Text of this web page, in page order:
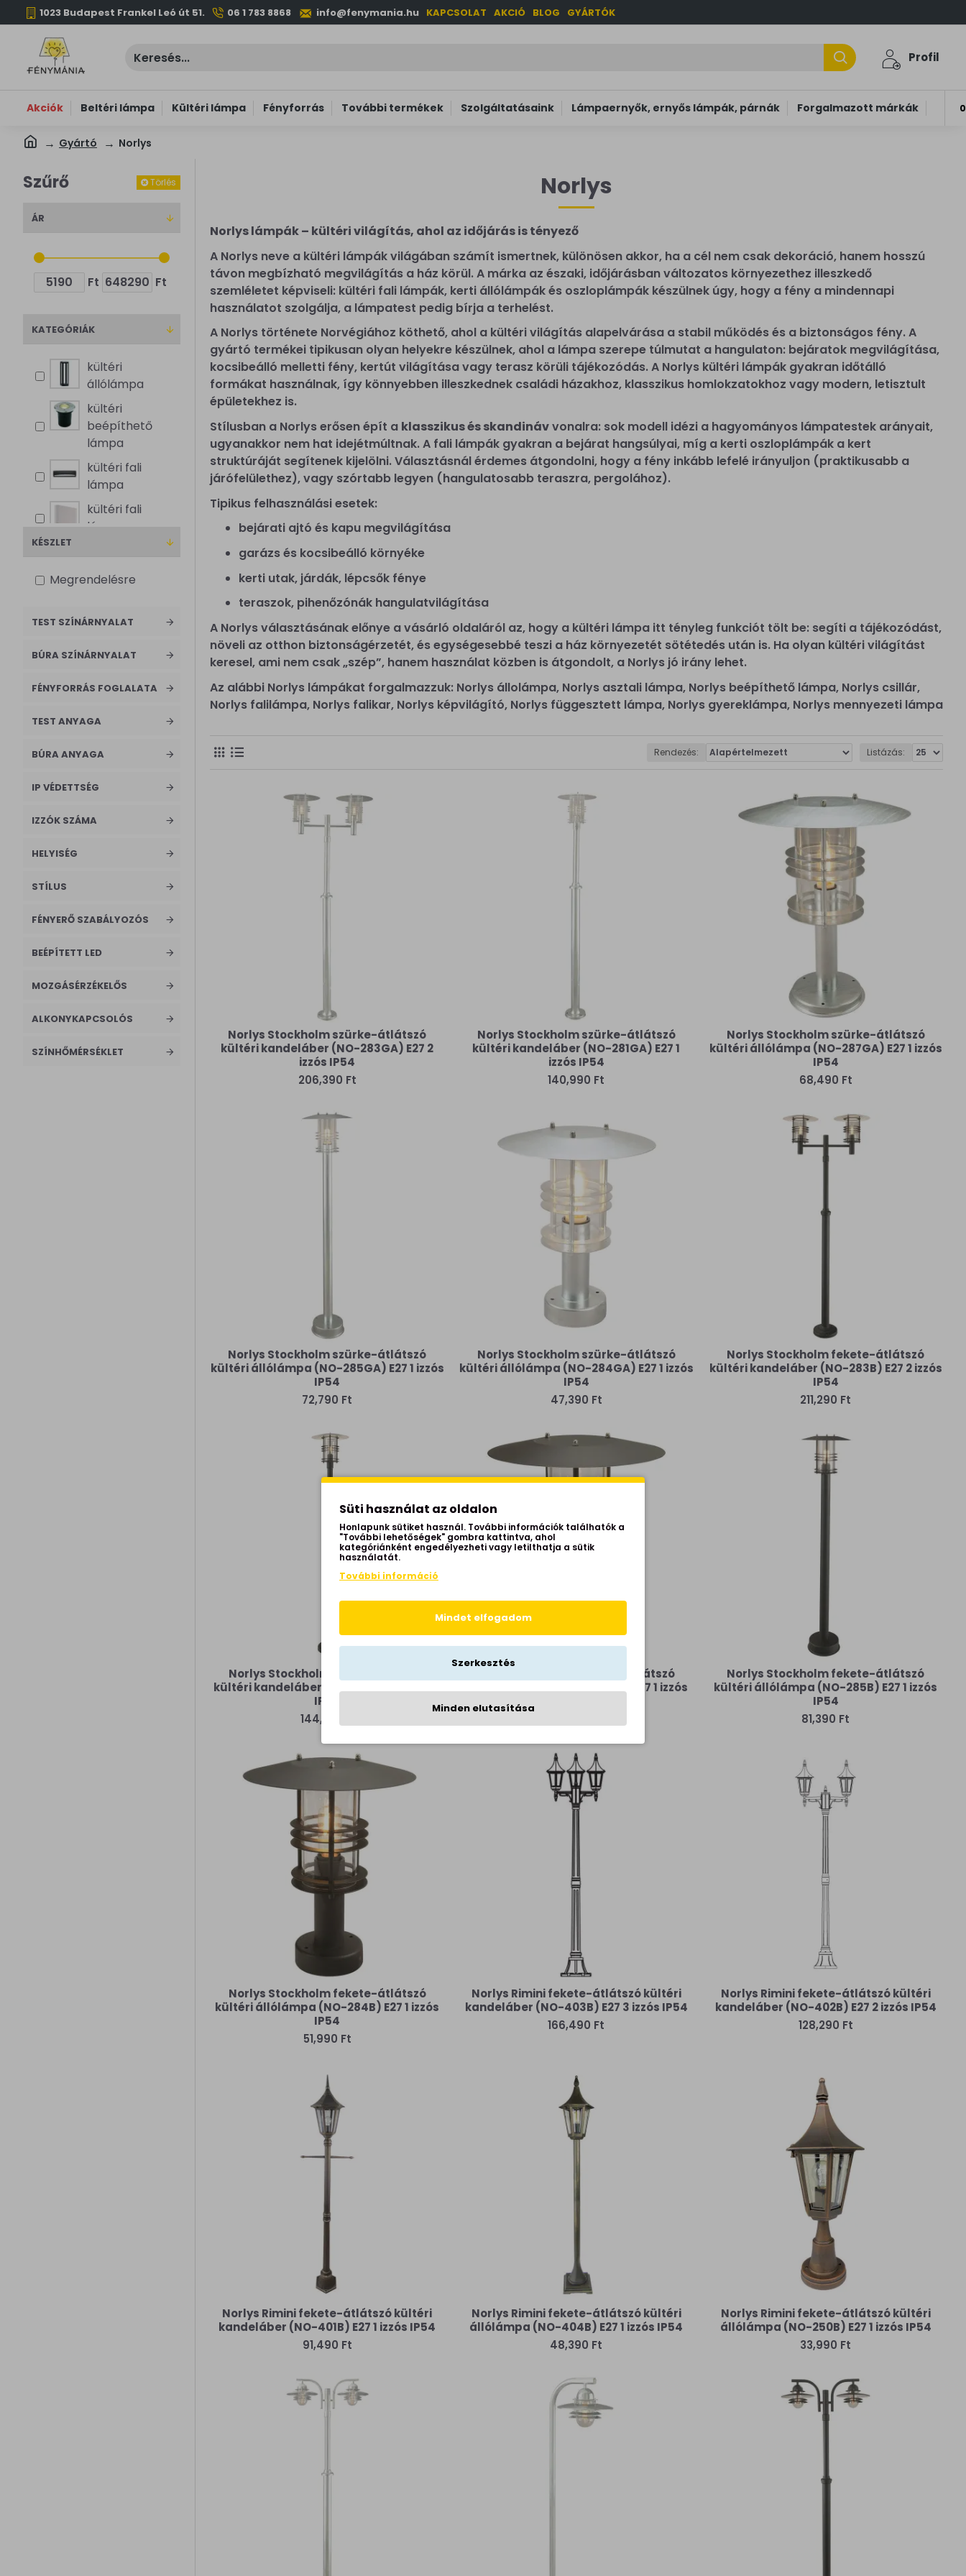
1023 Budapest Frankel Leó út 51. 06 1 783 8868 info@fenymania.hu KAPCSOLAT AKCIÓ BLOG GYÁRTÓK
Profil
Akciók Beltéri lámpa Kültéri lámpa Fényforrás További termékek Szolgáltatásaink Lámpaernyők, ernyős lámpák, párnák Forgalmazott márkák
Gyártó Norlys
Szűrő Törlés
ÁR
Ft Ft
KATEGÓRIÁK
kültéri
állólámpa
kültéri
beépíthető
lámpa
kültéri fali
lámpa
kültéri fali
lámpa
kültéri
lámpa
kültéri
lámpa
mennyezeti
mennyezeti
IZZÓK SZÁMA
SZÍNHŐMÉRSÉKLET
TEST ANYAGA
BÚRA ANYAGA
TEST SZÍNÁRNYALAT
BÚRA SZÍNÁRNYALAT
FÉNYFORRÁS FOGLALATA
BEÉPÍTETT LED
FÉNYERŐ SZABÁLYOZÓS
MOZGÁSÉRZÉKELŐS
ALKONYKAPCSOLÓS
STÍLUS
IP VÉDETTSÉG
HELYISÉG
KÉSZLET
Megrendelésre
Norlys
Norlys lámpák – kültéri világítás, ahol az időjárás is tényező
A Norlys neve a kültéri lámpák világában számít ismertnek, különösen akkor, ha a cél nem csak dekoráció, hanem hosszú
távon megbízható megvilágítás a ház körül. A márka az északi, időjárásban változatos környezethez illeszkedő
szemléletet képviseli: kültéri fali lámpák, kerti állólámpák és oszloplámpák készülnek úgy, hogy a fény a mindennapi
használatot szolgálja, a lámpatest pedig bírja a terhelést.
A Norlys története Norvégiához köthető, ahol a kültéri világítás alapelvárása a stabil működés és a biztonságos fény. A
gyártó termékei tipikusan olyan helyekre készülnek, ahol a lámpa szerepe túlmutat a hangulaton: bejáratok megvilágítása,
kocsibeálló melletti fény, kertút világítása vagy terasz körüli tájékozódás. A Norlys kültéri lámpák gyakran időtálló
formákat használnak, így könnyebben illeszkednek családi házakhoz, klasszikus homlokzatokhoz vagy modern, letisztult
épületekhez is.
Stílusban a Norlys erősen épít a klasszikus és skandinávvonalra: sok modell idézi a hagyományos lámpatestek arányait,
ugyanakkor nem hat idejétmúltnak. A fali lámpák gyakran a bejárat hangsúlyai, míg a kerti oszloplámpák a kert
struktúráját segítenek kijelölni. Választásnál érdemes átgondolni, hogy a fény inkább lefelé irányuljon (praktikusabb a
járófelülethez), vagy szórtabb legyen (hangulatosabb teraszra, pergolához).
Tipikus felhasználási esetek:
bejárati ajtó és kapu megvilágítása
garázs és kocsibeálló környéke
kerti utak, járdák, lépcsők fénye
teraszok, pihenőzónák hangulatvilágítása
A Norlys választásának előnye a vásárló oldaláról az, hogy a kültéri lámpa itt tényleg funkciót tölt be: segíti a tájékozódást,
növeli az otthon biztonságérzetét, és egységesebbé teszi a ház környezetét sötétedés után is. Ha olyan kültéri világítást
keresel, ami nem csak „szép”, hanem használat közben is átgondolt, a Norlys jó irány lehet.
Az alábbi Norlys lámpákat forgalmazzuk: Norlys állolámpa, Norlys asztali lámpa, Norlys beépíthető lámpa, Norlys csillár,
Norlys falilámpa, Norlys falikar, Norlys képvilágító, Norlys függesztett lámpa, Norlys gyereklámpa, Norlys mennyezeti lámpa
Rendezés: Listázás:
Norlys Stockholm szürke-átlátszó
kültéri kandeláber (NO-283GA) E27 2
izzós IP54
206,390 Ft
Norlys Stockholm szürke-átlátszó
kültéri kandeláber (NO-281GA) E27 1
izzós IP54
140,990 Ft
Norlys Stockholm szürke-átlátszó
kültéri állólámpa (NO-287GA) E27 1 izzós
IP54
68,490 Ft
Norlys Stockholm szürke-átlátszó
kültéri állólámpa (NO-285GA) E27 1 izzós
IP54
72,790 Ft
Norlys Stockholm szürke-átlátszó
kültéri állólámpa (NO-284GA) E27 1 izzós
IP54
47,390 Ft
Norlys Stockholm fekete-átlátszó
kültéri kandeláber (NO-283B) E27 2 izzós
IP54
211,290 Ft
Norlys Stockholm fekete-átlátszó
kültéri kandeláber (NO-281B) E27 1 izzós
IP54
144,190 Ft
Norlys Stockholm fekete-átlátszó
kültéri állólámpa (NO-287B) E27 1 izzós
Norlys Stockholm fekete-átlátszó
kültéri állólámpa (NO-285B) E27 1 izzós
IP54
81,390 Ft
Norlys Stockholm fekete-átlátszó
kültéri állólámpa (NO-284B) E27 1 izzós
IP54
51,990 Ft
Norlys Rimini fekete-átlátszó kültéri
kandeláber (NO-403B) E27 3 izzós IP54
166,490 Ft
Norlys Rimini fekete-átlátszó kültéri
kandeláber (NO-402B) E27 2 izzós IP54
128,290 Ft
Norlys Rimini fekete-átlátszó kültéri
kandeláber (NO-401B) E27 1 izzós IP54
91,490 Ft
Norlys Rimini fekete-átlátszó kültéri
állólámpa (NO-404B) E27 1 izzós IP54
48,390 Ft
Norlys Rimini fekete-átlátszó kültéri
állólámpa (NO-250B) E27 1 izzós IP54
33,990 Ft
Süti használat az oldalon
Honlapunk sütiket használ. További információk találhatók a
"További lehetőségek" gombra kattintva, ahol
kategóriánként engedélyezheti vagy letilthatja a sütik
használatát.
További információ
Mindet elfogadom
Szerkesztés
Minden elutasítása